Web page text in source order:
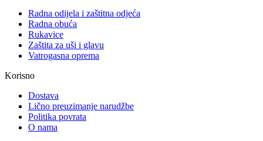
Radna odijela i zaštitna odjeća
Radna obuća
Rukavice
Zaštita za uši i glavu
Vatrogasna oprema
Korisno
Dostava
Lično preuzimanje narudžbe
Politika povrata
O nama